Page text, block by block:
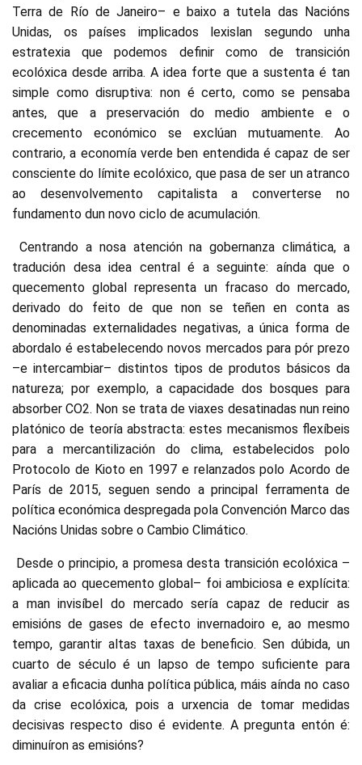
Terra de Río de Janeiro– e baixo a tutela das Nacións
Unidas, os países implicados lexislan segundo unha
estratexia que podemos definir como de transición
ecolóxica desde arriba. A idea forte que a sustenta é tan
simple como disruptiva: non é certo, como se pensaba
antes, que a preservación do medio ambiente e o
crecemento económico se exclúan mutuamente. Ao
contrario, a economía verde ben entendida é capaz de ser
consciente do límite ecolóxico, que pasa de ser un atranco
ao desenvolvemento capitalista a converterse no
fundamento dun novo ciclo de acumulación.
Centrando a nosa atención na gobernanza climática, a
tradución desa idea central é a seguinte: aínda que o
quecemento global representa un fracaso do mercado,
derivado do feito de que non se teñen en conta as
denominadas externalidades negativas, a única forma de
abordalo é estabelecendo novos mercados para pór prezo
–e intercambiar– distintos tipos de produtos básicos da
natureza; por exemplo, a capacidade dos bosques para
absorber CO2. Non se trata de viaxes desatinadas nun reino
platónico de teoría abstracta: estes mecanismos flexíbeis
para a mercantilización do clima, estabelecidos polo
Protocolo de Kioto en 1997 e relanzados polo Acordo de
París de 2015, seguen sendo a principal ferramenta de
política económica despregada pola Convención Marco das
Nacións Unidas sobre o Cambio Climático.
Desde o principio, a promesa desta transición ecolóxica –
aplicada ao quecemento global– foi ambiciosa e explícita:
a man invisíbel do mercado sería capaz de reducir as
emisións de gases de efecto invernadoiro e, ao mesmo
tempo, garantir altas taxas de beneficio. Sen dúbida, un
cuarto de século é un lapso de tempo suficiente para
avaliar a eficacia dunha política pública, máis aínda no caso
da crise ecolóxica, pois a urxencia de tomar medidas
decisivas respecto diso é evidente. A pregunta entón é:
diminuíron as emisións?